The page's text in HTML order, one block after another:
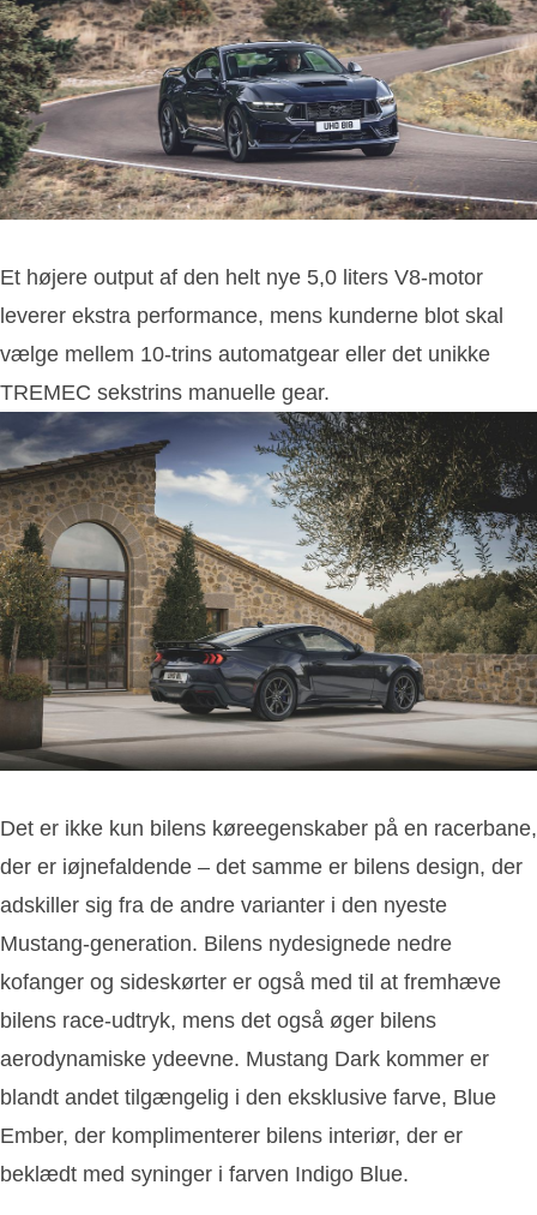
Et højere output af den helt nye 5,0 liters V8-motor
leverer ekstra performance, mens kunderne blot skal
vælge mellem 10-trins automatgear eller det unikke
TREMEC sekstrins manuelle gear.
Det er ikke kun bilens køreegenskaber på en racerbane,
der er iøjnefaldende – det samme er bilens design, der
adskiller sig fra de andre varianter i den nyeste
Mustang-generation. Bilens nydesignede nedre
kofanger og sideskørter er også med til at fremhæve
bilens race-udtryk, mens det også øger bilens
aerodynamiske ydeevne. Mustang Dark kommer er
blandt andet tilgængelig i den eksklusive farve, Blue
Ember, der komplimenterer bilens interiør, der er
beklædt med syninger i farven Indigo Blue.